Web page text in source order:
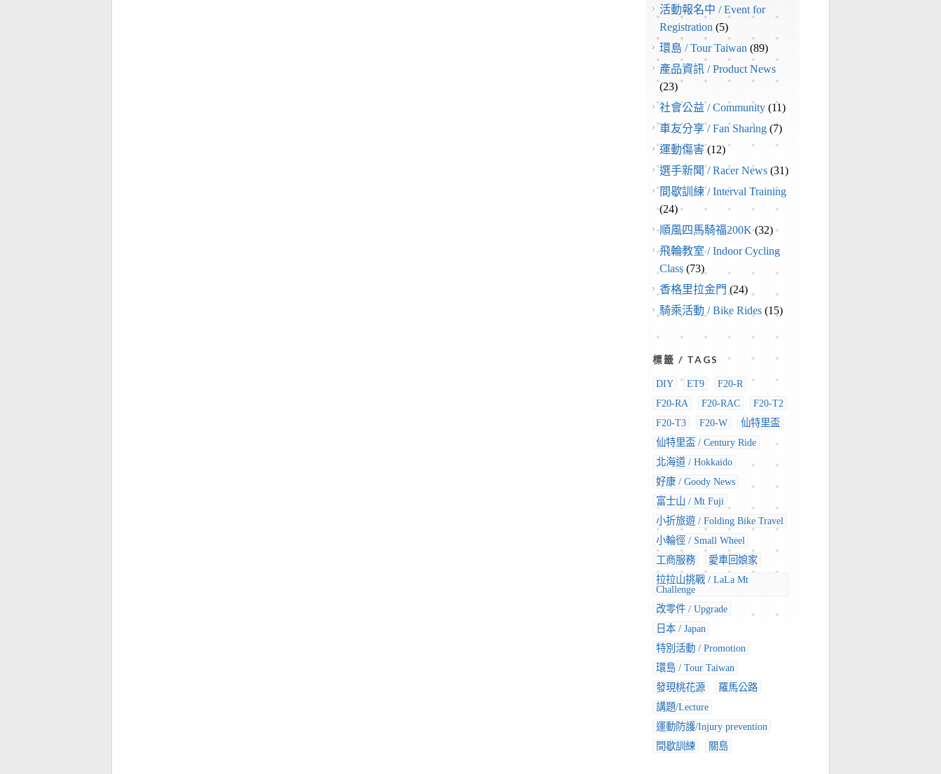
活動報名中 / Event for
Registration (5)
環島 / Tour Taiwan (89)
產品資訊 / Product News
(23)
社會公益 / Community (11)
車友分享 / Fan Sharing (7)
運動傷害(12)
選手新聞 / Racer News (31)
間歇訓練 / Interval Training
(24)
順風四馬騎福200K(32)
飛輪教室 / Indoor Cycling
Class (73)
香格里拉金門 (24)
騎乘活動 / Bike Rides (15)
標籤 / TAGS
DIY ET9
F20-R
F20-RA
F20-RAC
F20-T2
F20-T3
F20-W
仙特里盃
仙特里盃 / Century Ride
北海道 / Hokkaido
好康 / Goody News
富士山 / Mt Fuji
小折旅遊 / Folding Bike Travel
小輪徑 / Small Wheel
工商服務
愛車回娘家
拉拉山挑戰 / LaLa Mt
Challenge
改零件 / Upgrade
日本 / Japan
特別活動 / Promotion
環島 / Tour Taiwan
發現桃花源
羅馬公路
講題/Lecture
運動防護/Injury prevention
間歇訓練
關島